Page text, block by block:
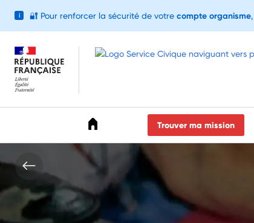
Trouver ma mission
i 🔐 Pour renforcer la sécurité de votre compte organisme